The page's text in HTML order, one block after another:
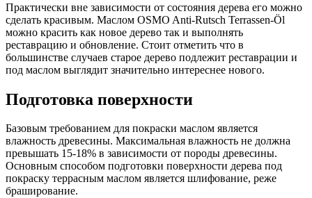
Практически вне зависимости от состояния дерева его можно
сделать красивым. Маслом OSMO Anti-Rutsch Terrassen-Öl
можно красить как новое дерево так и выполнять
реставрацию и обновление. Стоит отметить что в
большинстве случаев старое дерево подлежит реставрации и
под маслом выглядит значительно интереснее нового.
Подготовка поверхности
Базовым требованием для покраски маслом является
влажность древесины. Максимальная влажность не должна
превышать 15-18% в зависимости от породы древесины.
Основным способом подготовки поверхности дерева под
покраску террасным маслом является шлифование, реже
браширование.